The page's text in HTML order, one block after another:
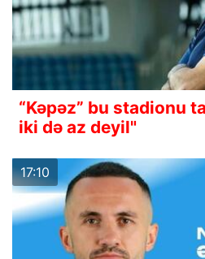
“Kəpəz” bu stadionu
iki də az deyil"
17:10